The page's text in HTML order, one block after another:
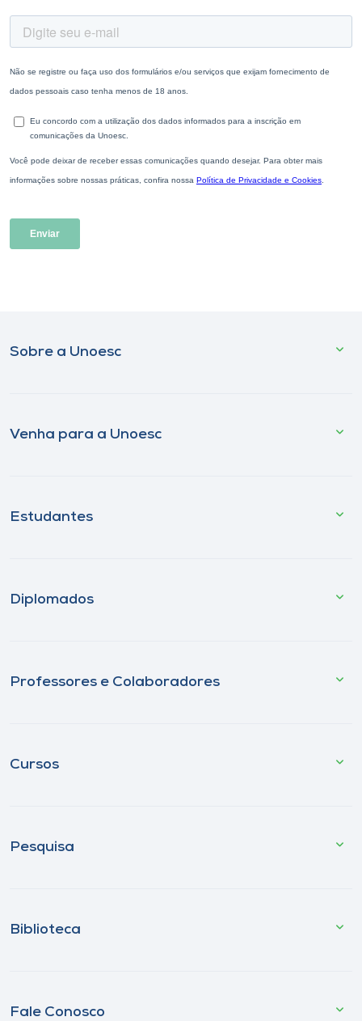
Sobre a Unoesc
Venha para a Unoesc
Estudantes
Diplomados
Professores e Colaboradores
Cursos
Pesquisa
Biblioteca
Fale Conosco